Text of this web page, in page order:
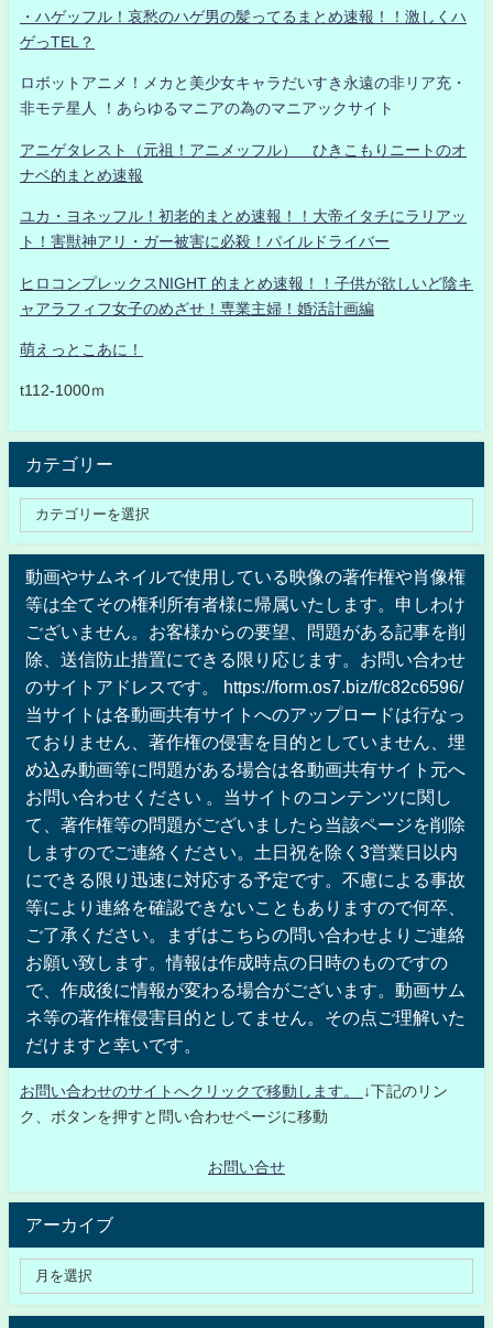
・ハゲッフル！哀愁のハゲ男の髪ってるまとめ速報！！激しくハ
ゲっTEL？
ロボットアニメ！メカと美少女キャラだいすき永遠の非リア充・
非モテ星人 ！あらゆるマニアの為のマニアックサイト
アニゲタレスト（元祖！アニメッフル） ひきこもりニートのオ
ナベ的まとめ速報
ユカ・ヨネッフル！初老的まとめ速報！！大帝イタチにラリアッ
ト！害獣神アリ・ガー被害に必殺！パイルドライバー
ヒロコンプレックスNIGHT 的まとめ速報！！子供が欲しいど陰キ
ャアラフィフ女子のめざせ！専業主婦！婚活計画編
萌えっとこあに！
t112-1000ｍ
カテゴリー
動画やサムネイルで使用している映像の著作権や肖像権
等は全てその権利所有者様に帰属いたします。申しわけ
ございません。お客様からの要望、問題がある記事を削
除、送信防止措置にできる限り応じます。お問い合わせ
のサイトアドレスです。 https://form.os7.biz/f/c82c6596/
当サイトは各動画共有サイトへのアップロードは行なっ
ておりません、著作権の侵害を目的としていません、埋
め込み動画等に問題がある場合は各動画共有サイト元へ
お問い合わせください 。当サイトのコンテンツに関し
て、著作権等の問題がございましたら当該ページを削除
しますのでご連絡ください。土日祝を除く3営業日以内
にできる限り迅速に対応する予定です。不慮による事故
等により連絡を確認できないこともありますので何卒、
ご了承ください。まずはこちらの問い合わせよりご連絡
お願い致します。情報は作成時点の日時のものですの
で、作成後に情報が変わる場合がございます。動画サム
ネ等の著作権侵害目的としてません。その点ご理解いた
だけますと幸いです。
お問い合わせのサイトへクリックで移動します。
↓下記のリン
ク、ボタンを押すと問い合わせページに移動
お問い合せ
アーカイブ